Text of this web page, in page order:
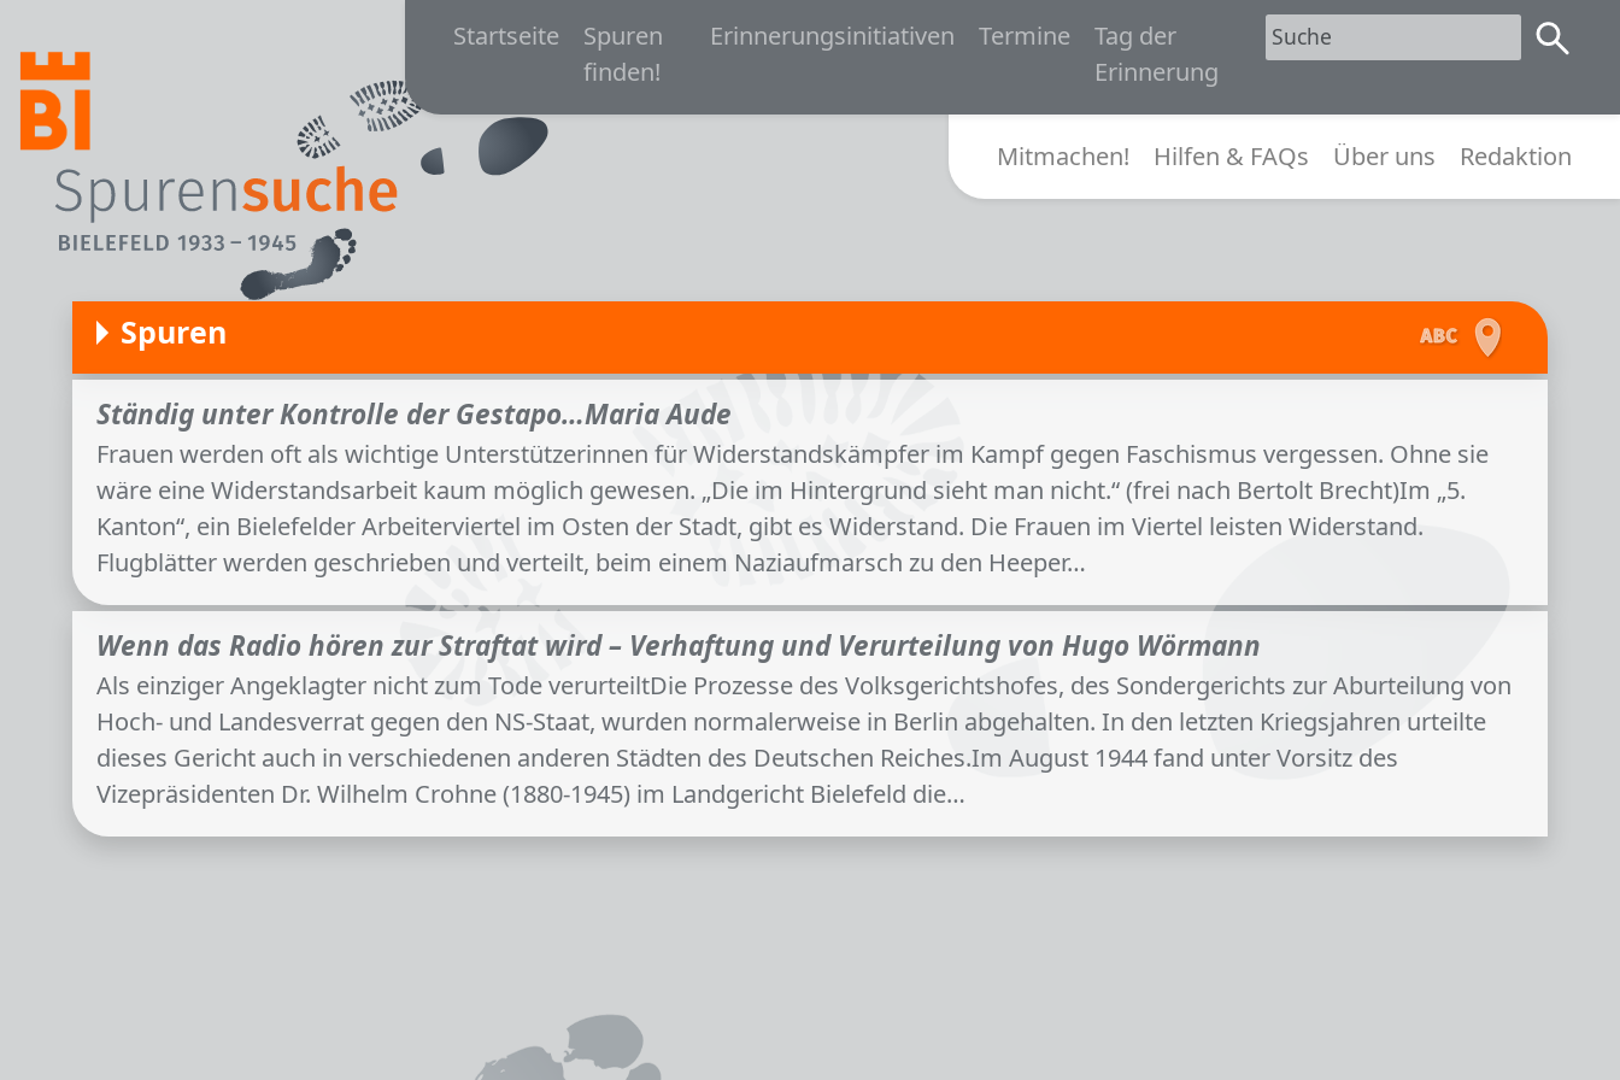
Zur Startseite von Spurensuche Bielefeld 1933-1945
Main navigation
Startseite
Spuren
finden!
Erinnerungsinitiativen Termine
Tag der
Erinnerung
Submenü
Mitmachen! Hilfen & FAQs Über uns Redaktion
Spuren
Ständig unter Kontrolle der Gestapo…Maria Aude
Frauen werden oft als wichtige Unterstützerinnen für Widerstandskämpfer im Kampf gegen Faschismus vergessen. Ohne sie
wäre eine Widerstandsarbeit kaum möglich gewesen. „Die im Hintergrund sieht man nicht.“ (frei nach Bertolt Brecht)Im „5.
Kanton“, ein Bielefelder Arbeiterviertel im Osten der Stadt, gibt es Widerstand. Die Frauen im Viertel leisten Widerstand.
Flugblätter werden geschrieben und verteilt, beim einem Naziaufmarsch zu den Heeper…
Wenn das Radio hören zur Straftat wird – Verhaftung und Verurteilung von Hugo Wörmann
Als einziger Angeklagter nicht zum Tode verurteiltDie Prozesse des Volksgerichtshofes, des Sondergerichts zur Aburteilung von
Hoch- und Landesverrat gegen den NS-Staat, wurden normalerweise in Berlin abgehalten. In den letzten Kriegsjahren urteilte
dieses Gericht auch in verschiedenen anderen Städten des Deutschen Reiches.Im August 1944 fand unter Vorsitz des
Vizepräsidenten Dr. Wilhelm Crohne (1880-1945) im Landgericht Bielefeld die…